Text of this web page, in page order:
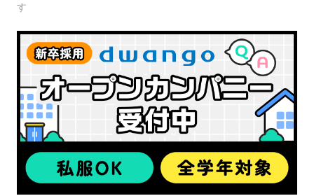
す